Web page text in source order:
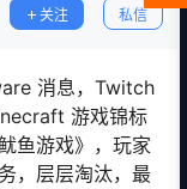
关注 私信
消息，Twitch
游戏锦标
鱼游戏》，玩家
，层层淘汰，最